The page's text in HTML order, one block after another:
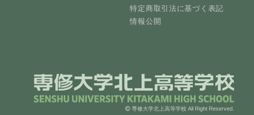
特定商取引法に基づく表記
情報公開
専修大学北上高等学校 All Right Reserved.